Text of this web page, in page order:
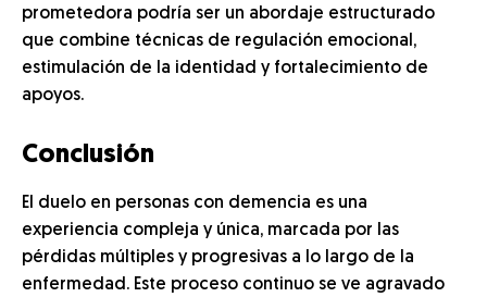
prometedora podría ser un abordaje estructurado
que combine técnicas de regulación emocional,
estimulación de la identidad y fortalecimiento de
apoyos.
Conclusión
El duelo en personas con demencia es una
experiencia compleja y única, marcada por las
pérdidas múltiples y progresivas a lo largo de la
enfermedad. Este proceso continuo se ve agravado